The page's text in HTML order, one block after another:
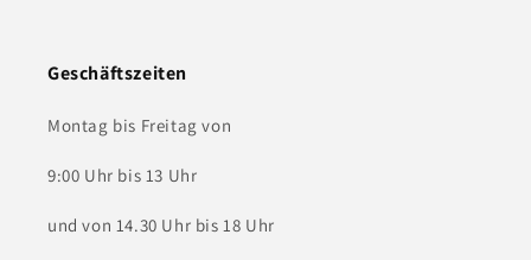
Geschäftszeiten
Montag bis Freitag von
9:00 Uhr bis 13 Uhr
und von 14.30 Uhr bis 18 Uhr